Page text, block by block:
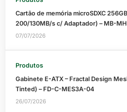
Cartão de memória microSDXC
200/130MB/s c/ Adaptador) – MB-
07/07/2026
Produtos
Gabinete E-ATX – Fractal Design
Tinted) – FD-C-MES3A-04
26/07/2026